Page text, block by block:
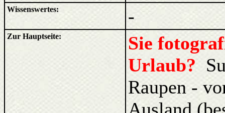
Wissenswertes: -
Zur Hauptseite:
Sie
Urlaub?
Raupen -